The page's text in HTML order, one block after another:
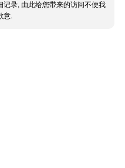
记录, 由此给您带来的访问不便我
意.